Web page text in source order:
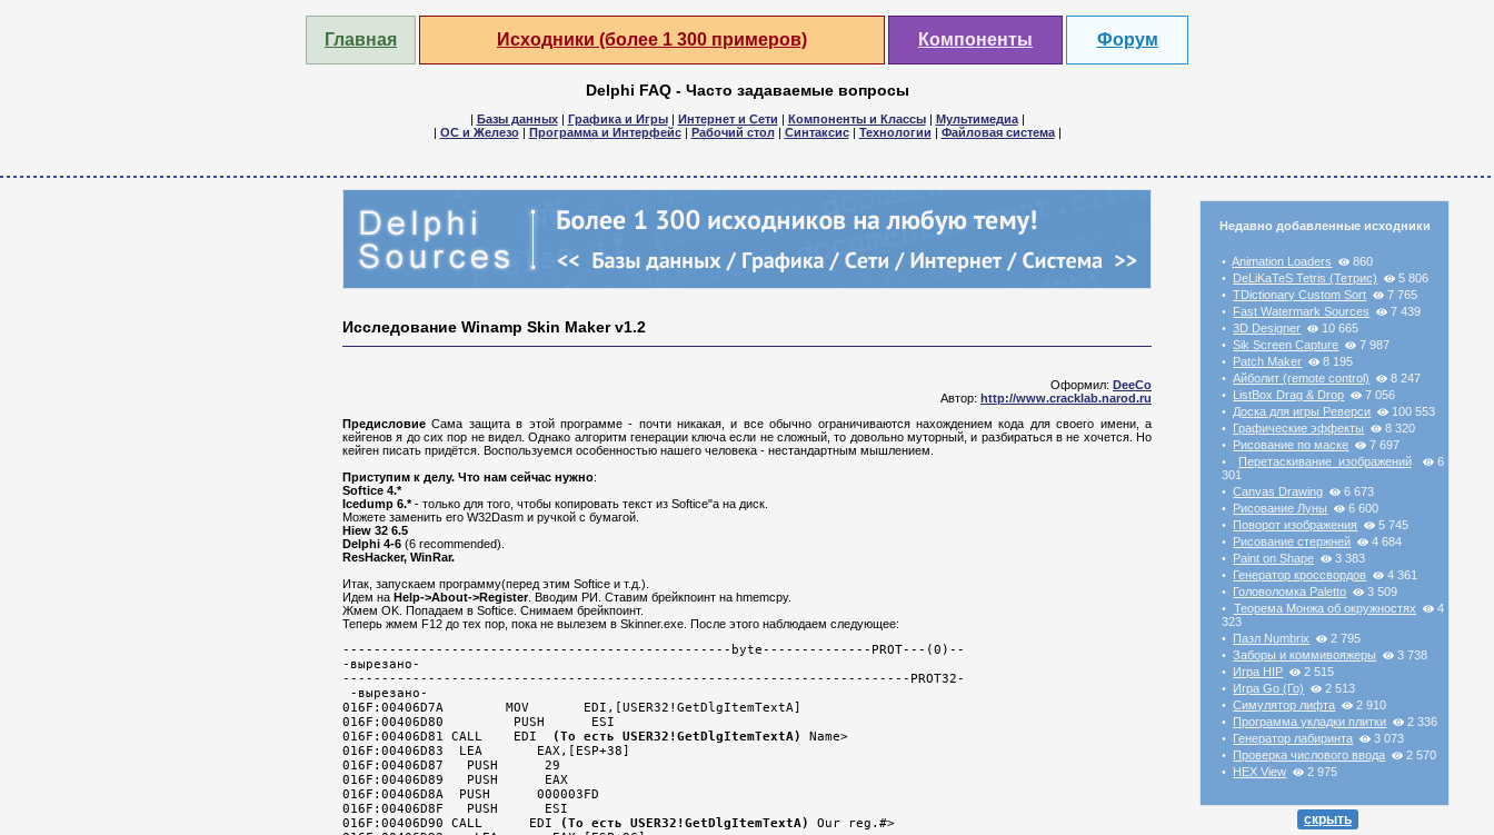
Недавно добавленные исходники
• Animation Loaders 860
• DeLiKaTeS Tetris (Тетрис) 5 806
• TDictionary Custom Sort 7 765
• Fast Watermark Sources 7 439
• 3D Designer 10 665
• Sik Screen Capture 7 987
• Patch Maker 8 195
• Айболит (remote control) 8 247
• ListBox Drag & Drop 7 056
• Доска для игры Реверси 100 553
• Графические эффекты 8 320
• Рисование по маске 7 697
• Перетаскивание изображений
6
301
• Canvas Drawing 6 673
• Рисование Луны 6 600
• Поворот изображения 5 745
• Рисование стержней 4 684
• Paint on Shape 3 383
• Генератор кроссвордов 4 361
• Головоломка Paletto 3 509
• Теорема Монжа об окружностях
4
323
• Пазл Numbrix 2 795
• Заборы и коммивояжеры 3 738
• Игра HIP 2 515
• Игра Go (Го) 2 513
• Симулятор лифта 2 910
• Программа укладки плитки 2 336
• Генератор лабиринта 3 073
• Проверка числового ввода 2 570
• HEX View 2 975
скрыть
Главная Исходники (более 1 300 примеров) Компоненты Форум
Delphi FAQ - Часто задаваемые вопросы
| Базы данных| Графика и Игры| Интернет и Сети | Компоненты и Классы| Мультимедиа|
| ОС и Железо| Программа и Интерфейс| Рабочий стол| Синтаксис| Технологии | Файловая система|
Исследование Winamp Skin Maker v1.2
Оформил: DeeCo
Автор: http://www.cracklab.narod.ru
Предисловие Сама защита в этой программе - почти никакая, и все обычно ограничиваются нахождением кода для своего имени, а
кейгенов я до сих пор не видел. Однако алгоритм генерации ключа если не сложный, то довольно муторный, и разбираться в не хочется. Но
кейген писать придётся. Воспользуемся особенностью нашего человека - нестандартным мышлением.
Приступим к делу. Что нам сейчас нужно:
Softice 4.*
Icedump 6.*- только для того, чтобы копировать текст из Softice"а на диск.
Можете заменить его W32Dasm и ручкой с бумагой.
Hiew 32 6.5
Delphi 4-6 (6 recommended).
ResHacker, WinRar.
Итак, запускаем программу(перед этим Softice и т.д.).
Идем на Help->About->Register. Вводим РИ. Ставим брейкпоинт на hmemcpy.
Жмем OK. Попадаем в Softice. Снимаем брейкпоинт.
Теперь жмем F12 до тех пор, пока не вылезем в Skinner.exe. После этого наблюдаем следующее:
--------------------------------------------------byte--------------PROT---(0)--
-вырезано-
-------------------------------------------------------------------------PROT32-
-вырезано-
016F:00406D7A        MOV       EDI,[USER32!GetDlgItemTextA]
016F:00406D80         PUSH      ESI
016F:00406D81 CALL    EDI
(То есть USER32!GetDlgItemTextA)
Name>
016F:00406D83  LEA       EAX,[ESP+38]
016F:00406D87   PUSH      29
016F:00406D89   PUSH      EAX
016F:00406D8A  PUSH      000003FD
016F:00406D8F   PUSH      ESI
016F:00406D90 CALL      EDI
(То есть USER32!GetDlgItemTextA)
Our reg.#>